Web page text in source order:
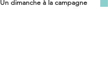
Un dimanche à la campagne